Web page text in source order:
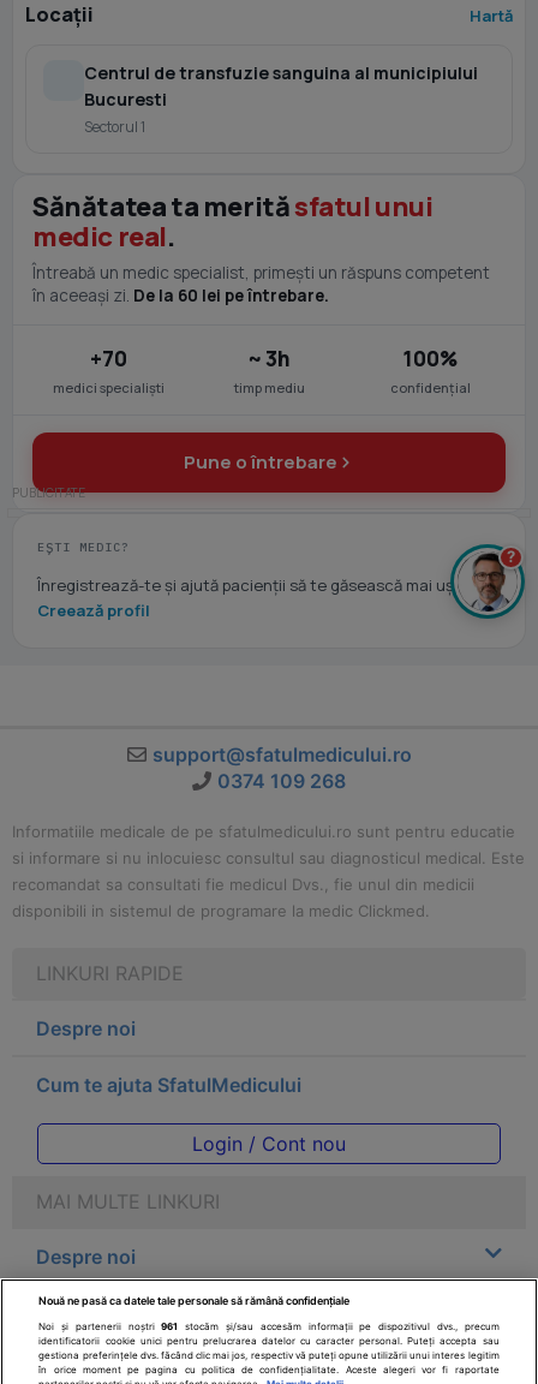
Locații Hartă
Centrul de transfuzie sanguina al municipiului
Bucuresti
Sectorul 1
Sănătatea ta merităsfatul unui
medic real.
Întreabă un medic specialist, primești un răspuns competent
în aceeași zi. De la 60 lei pe întrebare.
+70
medici specialiști
~ 3h
timp mediu
100%
confidențial
Pune o întrebare
EȘTI MEDIC?
Înregistrează-te și ajută pacienții să te găsească mai ușor.
Creează profil
support@sfatulmedicului.ro
0374 109 268
Informatiile medicale de pe sfatulmedicului.ro sunt pentru educatie
si informare si nu inlocuiesc consultul sau diagnosticul medical. Este
recomandat sa consultati fie medicul Dvs., fie unul din medicii
disponibili in sistemul de programare la medic Clickmed.
LINKURI RAPIDE
Despre noi
Cum te ajuta SfatulMedicului
Login / Cont nou
MAI MULTE LINKURI
Despre noi
Legal
Drepturile consumatorului
?
Nouă ne pasă ca datele tale personale să rămână confidențiale
Noi și partenerii noștri961
stocăm și/sau accesăm informații pe dispozitivul dvs., precum
identificatorii cookie unici pentru prelucrarea datelor cu caracter personal. Puteți accepta sau
gestiona preferințele dvs. făcând clic mai jos, respectiv vă puteți opune utilizării unui interes legitim
în orice moment pe pagina cu politica de confidențialitate. Aceste alegeri vor fi raportate